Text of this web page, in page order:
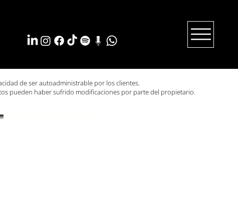
de ser autoadministrable por los clientes.
pueden haber sufrido modificaciones por parte del propietario.